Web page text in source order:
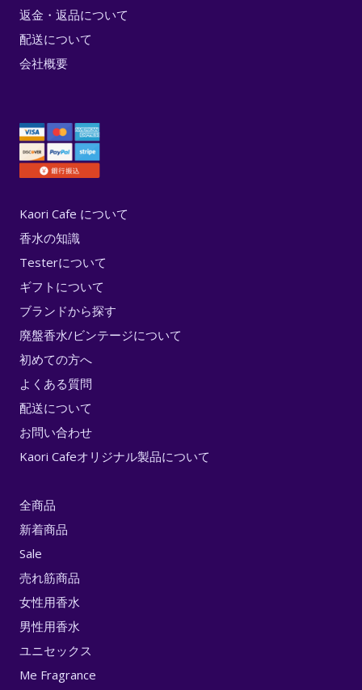
返金・返品について
配送について
会社概要
Kaori Cafe について
香水の知識
Testerについて
ギフトについて
ブランドから探す
廃盤香水/ビンテージについて
初めての方へ
よくある質問
配送について
お問い合わせ
Kaori Cafeオリジナル製品について
全商品
新着商品
Sale
売れ筋商品
女性用香水
男性用香水
ユニセックス
Me Fragrance